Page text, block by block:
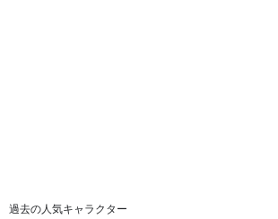
過去の人気キャラクター